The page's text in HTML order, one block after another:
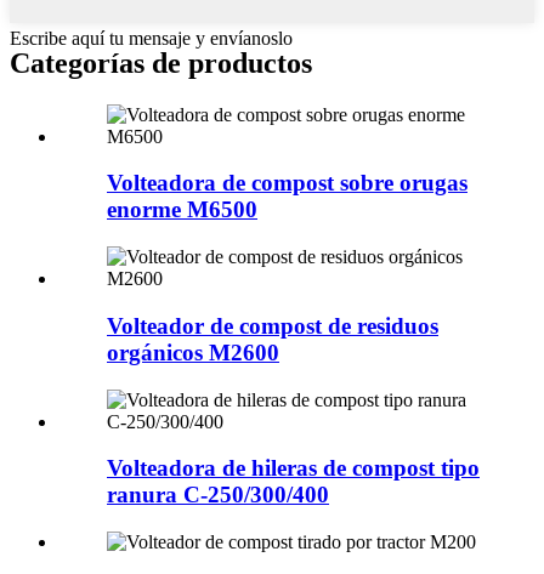
Escribe aquí tu mensaje y envíanoslo
Categorías de productos
Volteadora de compost sobre orugas
enorme M6500
Volteador de compost de residuos
orgánicos M2600
Volteadora de hileras de compost tipo
ranura C-250/300/400